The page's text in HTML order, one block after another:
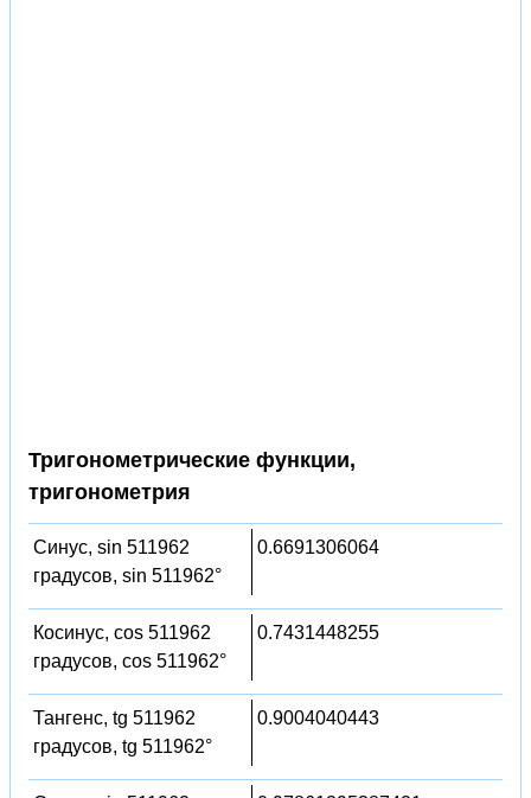
Тригонометрические функции,
тригонометрия
Синус, sin 511962
градусов, sin 511962°
0.6691306064
Косинус, cos 511962
градусов, cos 511962°
0.7431448255
Тангенс, tg 511962
градусов, tg 511962°
0.9004040443